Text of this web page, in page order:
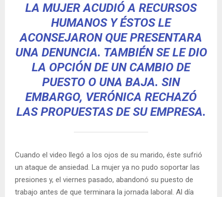
LA MUJER ACUDIÓ A RECURSOS
HUMANOS Y ÉSTOS LE
ACONSEJARON QUE PRESENTARA
UNA DENUNCIA. TAMBIÉN SE LE DIO
LA OPCIÓN DE UN CAMBIO DE
PUESTO O UNA BAJA. SIN
EMBARGO, VERÓNICA RECHAZÓ
LAS PROPUESTAS DE SU EMPRESA.
Cuando el video llegó a los ojos de su marido, éste sufrió
un ataque de ansiedad. La mujer ya no pudo soportar las
presiones y, el viernes pasado, abandonó su puesto de
trabajo antes de que terminara la jornada laboral. Al día